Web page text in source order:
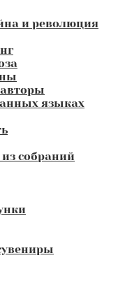
и революция
языках
собраний